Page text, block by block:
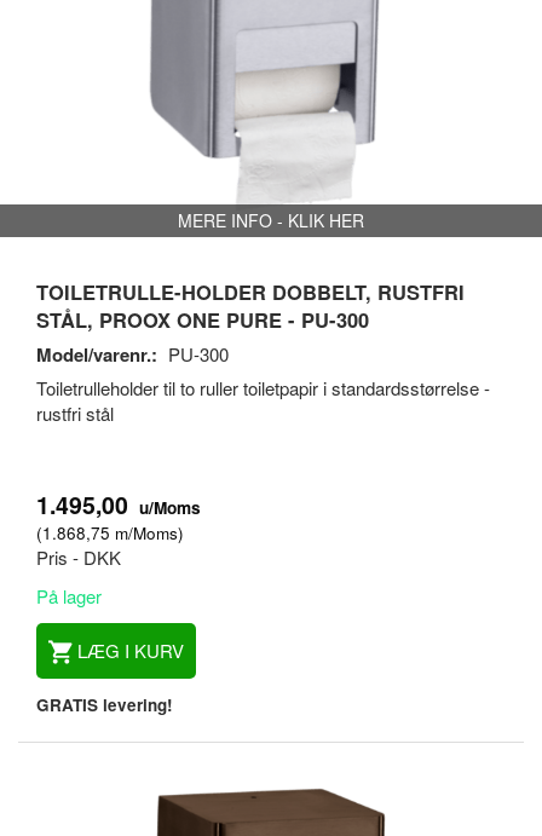
MERE INFO - KLIK HER
TOILETRULLE-HOLDER DOBBELT, RUSTFRI
STÅL, PROOX ONE PURE - PU-300
Model/varenr.: PU-300
Toiletrulleholder til to ruller toiletpapir i standardsstørrelse -
rustfri stål
1.495,00 u/Moms
(1.868,75 m/Moms)
Pris - DKK
På lager
LÆG I KURV
GRATIS levering!